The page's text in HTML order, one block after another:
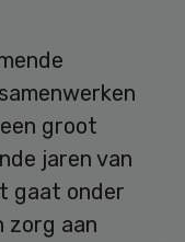
groot
jaren van
gaat onder
zorg aan